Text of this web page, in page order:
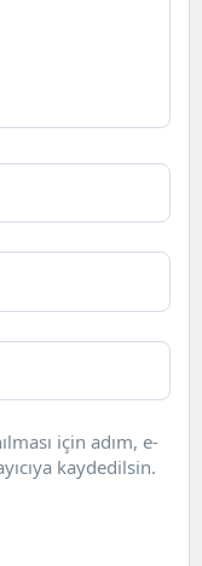
için adım, e-
kaydedilsin.